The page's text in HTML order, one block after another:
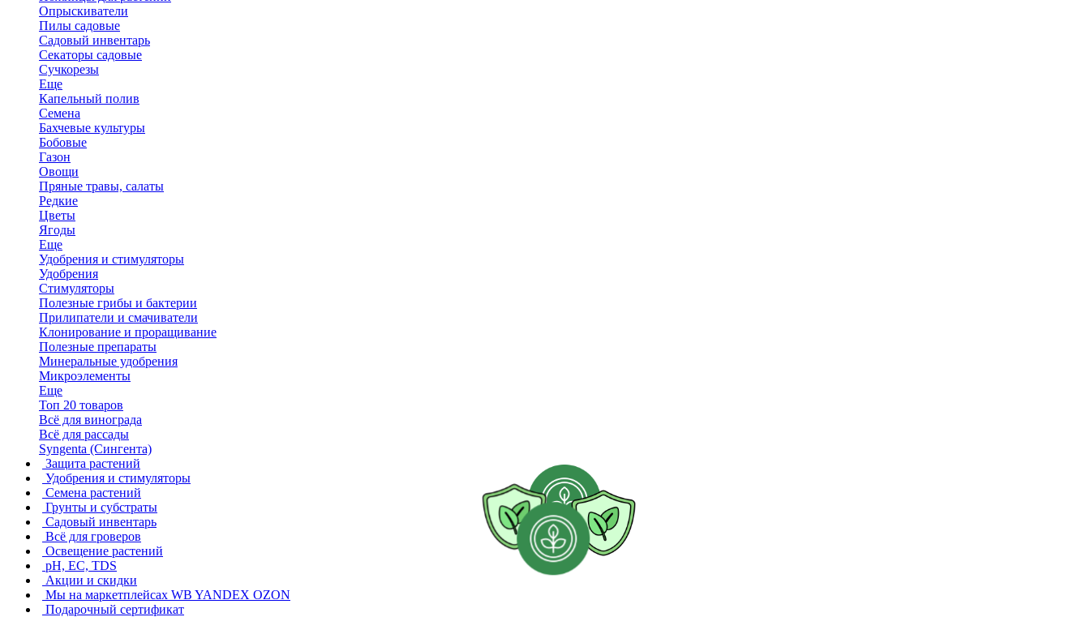
Опрыскиватели
Пилы садовые
Садовый инвентарь
Секаторы садовые
Сучкорезы
Еще
Капельный полив
Семена
Бахчевые культуры
Бобовые
Газон
Овощи
Пряные травы, салаты
Редкие
Цветы
Ягоды
Еще
Удобрения и стимуляторы
Удобрения
Стимуляторы
Полезные грибы и бактерии
Прилипатели и смачиватели
Клонирование и проращивание
Полезные препараты
Минеральные удобрения
Микроэлементы
Еще
Топ 20 товаров
Всё для винограда
Всё для рассады
Syngenta (Сингента)
Защита растений
Удобрения и стимуляторы
Семена растений
Грунты и субстраты
Садовый инвентарь
Всё для гроверов
Освещение растений
pH, EC, TDS
Акции и скидки
Мы на маркетплейсах WB YANDEX OZON
Подарочный сертификат